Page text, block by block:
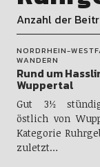
Anzahl der
NORDRHEIN-
WANDERN
Rund um
Wuppertal
Gut 3½
östlich von
Kategorie
zuletzt…